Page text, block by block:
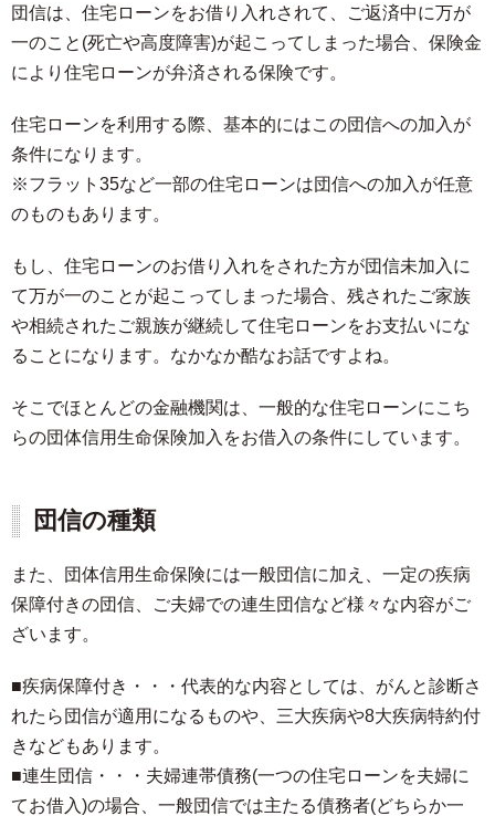
団信は、住宅ローンをお借り入れされて、ご返済中に万が
一のこと(死亡や高度障害)が起こってしまった場合、保険金
により住宅ローンが弁済される保険です。
住宅ローンを利用する際、基本的にはこの団信への加入が
条件になります。
※フラット35など一部の住宅ローンは団信への加入が任意
のものもあります。
もし、住宅ローンのお借り入れをされた方が団信未加入に
て万が一のことが起こってしまった場合、残されたご家族
や相続されたご親族が継続して住宅ローンをお支払いにな
ることになります。なかなか酷なお話ですよね。
そこでほとんどの金融機関は、一般的な住宅ローンにこち
らの団体信用生命保険加入をお借入の条件にしています。
団信の種類
また、団体信用生命保険には一般団信に加え、一定の疾病
保障付きの団信、ご夫婦での連生団信など様々な内容がご
ざいます。
■疾病保障付き・・・代表的な内容としては、がんと診断さ
れたら団信が適用になるものや、三大疾病や8大疾病特約付
きなどもあります。
■連生団信・・・夫婦連帯債務(一つの住宅ローンを夫婦に
てお借入)の場合、一般団信では主たる債務者(どちらか一